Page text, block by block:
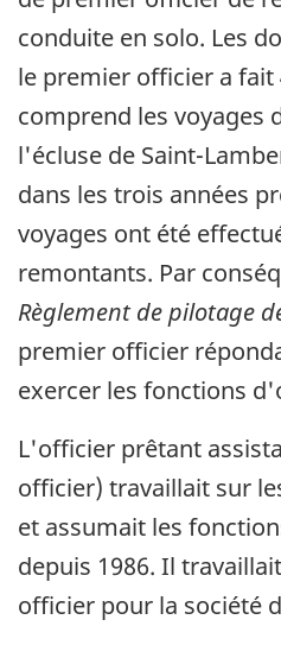
conduite en solo. Les
le premier officier a fait
comprend les voyages
l'écluse de Saint-
dans les trois années
voyages ont été
remontants. Par
Règlement de pilotage
premier officier
exercer les fonctions
L'officier prêtant
officier) travaillait sur
et assumait les
depuis 1986. Il
officier pour la société